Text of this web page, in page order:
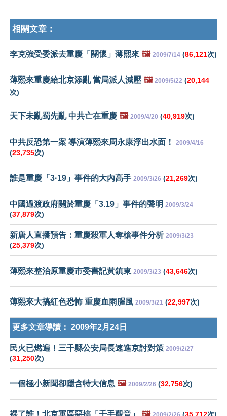
相關文章：
李克強受委派去重慶「關懷」薄熙來 🖼️ 2009/7/14 (86,121次)
薄熙來重慶給北京添亂 當局派人減壓 🖼️ 2009/5/22 (20,144
次)
天下未亂蜀先亂 中共亡在重慶 🖼️ 2009/4/20 (40,919次)
中共反恐第一案 導演薄熙來周永康浮出水面！ 2009/4/16
(23,735次)
誰是重慶「3·19」事件的大內高手 2009/3/26 (21,269次)
中國過渡政府關於重慶「3.19」事件的聲明 2009/3/24
(37,879次)
新唐人直播預告：重慶殺軍人奪槍事件分析 2009/3/23
(25,379次)
薄熙來整治原重慶市委書記黃鎮東 2009/3/23 (43,646次)
薄熙來大搞紅色恐怖 重慶血雨腥風 2009/3/21 (22,997次)
更多文章導讀： 2009年2月24日
民火已燃遍！三千縣公安局長速進京討對策 2009/2/27
(31,250次)
一個極小新聞卻隱含特大信息 🖼️ 2009/2/26 (32,756次)
裸了誰！北京軍區惡搞「千手觀音」 🖼️ (35,712次)